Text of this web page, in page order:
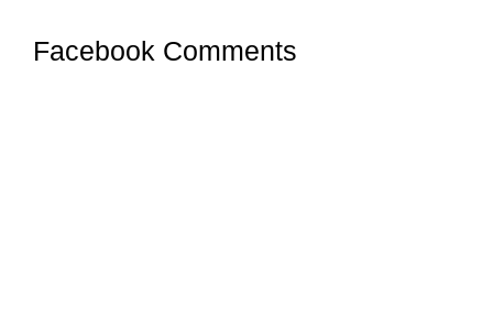
Facebook Comments